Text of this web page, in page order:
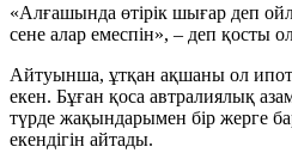
«Алғашында өтірік шығар деп
сене алар емеспін», – деп қосты
Айтуынша, ұтқан ақшаны ол
екен. Бұған қоса автралиялық
түрде жақындарымен бір жерге
екендігін айтады.